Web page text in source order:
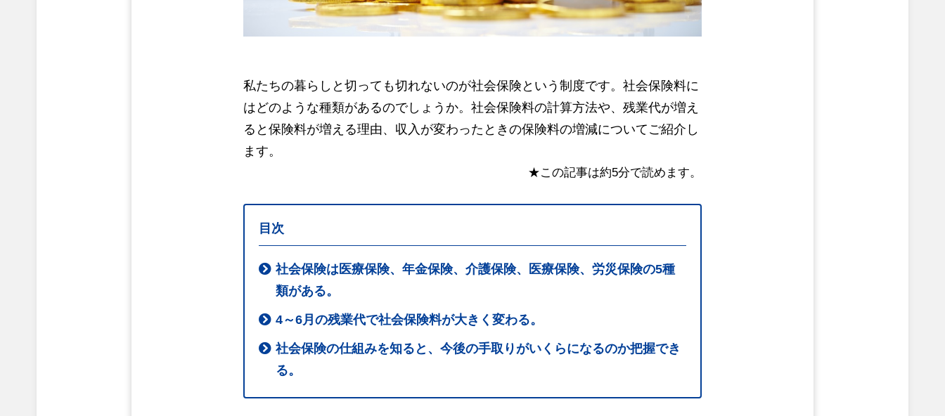
私たちの暮らしと切っても切れないのが社会保険という制度です。社会保険料に
はどのような種類があるのでしょうか。社会保険料の計算方法や、残業代が増え
ると保険料が増える理由、収入が変わったときの保険料の増減についてご紹介し
ます。
★この記事は約5分で読めます。
目次
社会保険は医療保険、年金保険、介護保険、医療保険、労災保険の5種
類がある。
4～6月の残業代で社会保険料が大きく変わる。
社会保険の仕組みを知ると、今後の手取りがいくらになるのか把握でき
る。